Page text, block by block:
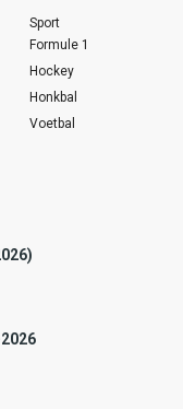
Sport
Formule 1
Hockey
Honkbal
Voetbal